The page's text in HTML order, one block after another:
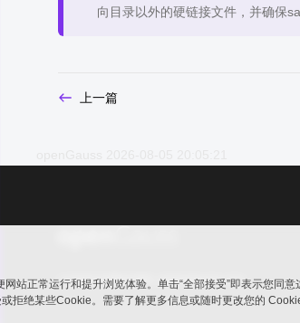
向目录以外的硬链接文件，并确保
上一篇
common@public.opengauss.org
站正常运行和提升浏览体验。单击“全部接受”即表示您同意
拒绝某些Cookie。需要了解更多信息或随时更改您的